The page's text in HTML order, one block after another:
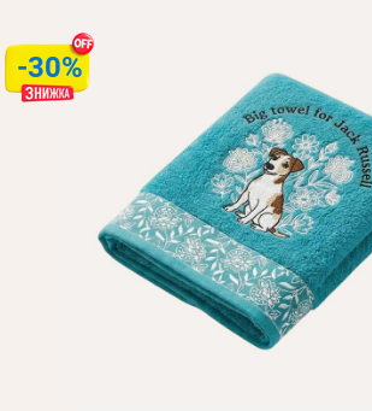
ДЛЯ КОТІВ
Оплата і доставка
Програма лояльності
Про Нас
Оптовим клієнтам
Контакти
-30%